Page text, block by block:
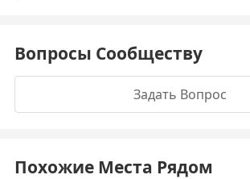
Вопросы Сообществу
Задать Вопрос
Похожие Места Рядом